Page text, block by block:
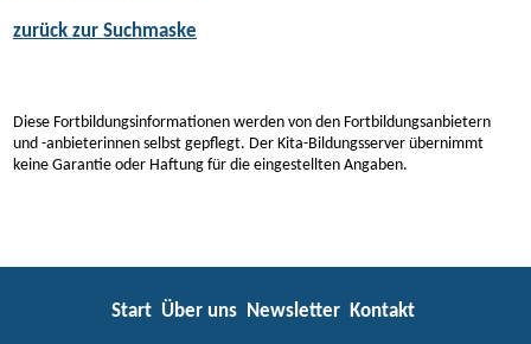
zurück zur Suchmaske
Diese Fortbildungsinformationen werden von den Fortbildungsanbietern
und -anbieterinnen selbst gepflegt. Der Kita-Bildungsserver übernimmt
keine Garantie oder Haftung für die eingestellten Angaben.
Start Über uns Newsletter Kontakt